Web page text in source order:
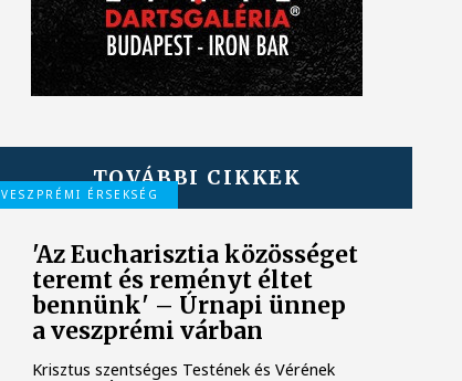
TOVÁBBI CIKKEK
VESZPRÉMI ÉRSEKSÉG
'Az Eucharisztia közösséget
teremt és reményt éltet
bennünk' – Úrnapi ünnep
a veszprémi várban
Krisztus szentséges Testének és Vérének